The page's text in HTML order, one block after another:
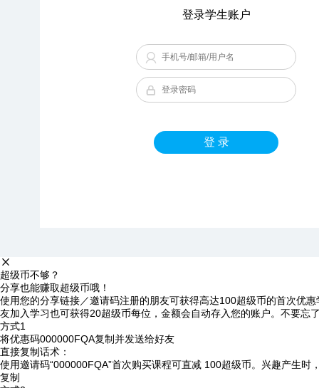
登录学生账户
登 录
超级币不够？
分享也能赚取超级币哦！
使用您的分享链接／邀请码注册的朋友可获得高达100超级币的首次优
友加入学习也可获得20超级币每位，金额会自动存入您的账户。不要忘
方式1
将优惠码000000FQA复制并发送给好友
直接复制话术：
使用邀请码“000000FQA”首次购买课程可直减 100超级币。兴趣产生时
复制